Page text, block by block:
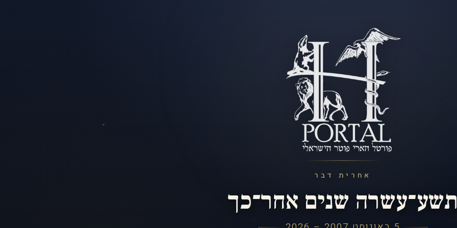
אחרית דבר
שנים אחר־כך